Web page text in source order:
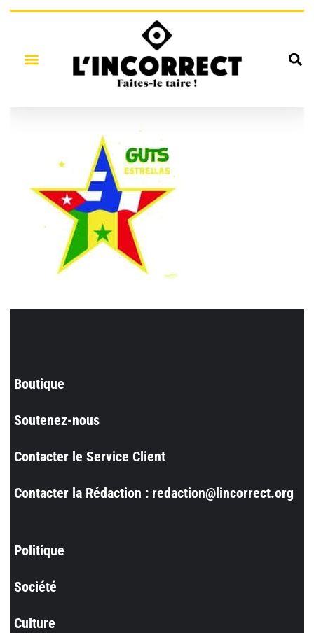
Boutique
Soutenez-nous
Contacter le Service Client
Contacter la Rédaction : redaction@lincorrect.org
Politique
Société
Culture